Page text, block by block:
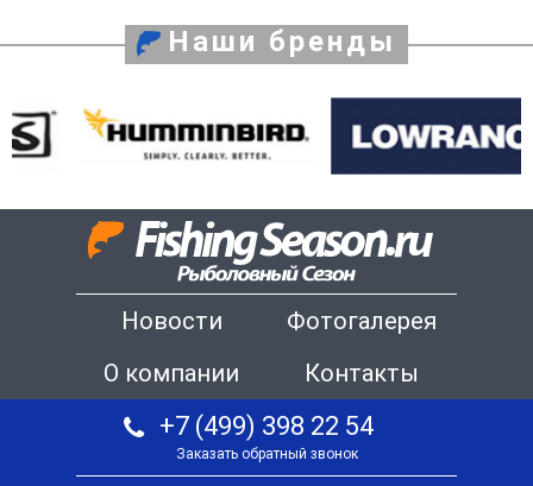
Наши бренды
Новости
Фотогалерея
О компании
Контакты
+7 (499) 398 22 54
Заказать обратный звонок